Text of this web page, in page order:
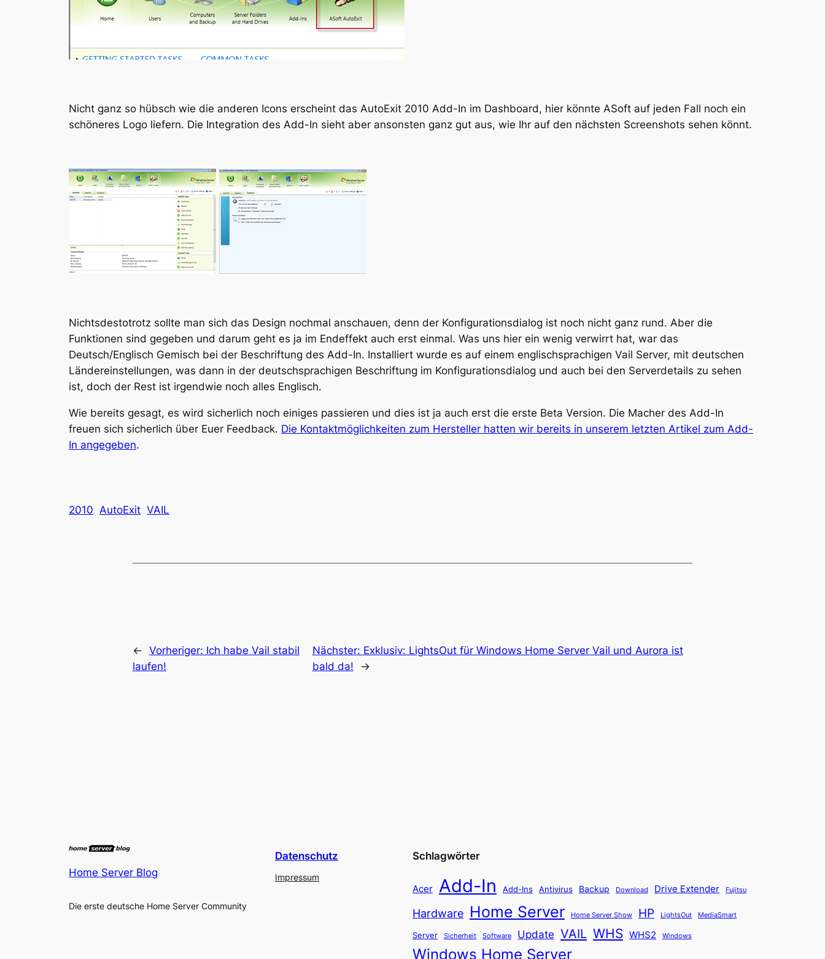
Nicht ganz so hübsch wie die anderen Icons erscheint das AutoExit 2010 Add-In im Dashboard, hier könnte ASoft auf jeden Fall noch ein
schöneres Logo liefern. Die Integration des Add-In sieht aber ansonsten ganz gut aus, wie Ihr auf den nächsten Screenshots sehen könnt.
Nichtsdestotrotz sollte man sich das Design nochmal anschauen, denn der Konfigurationsdialog ist noch nicht ganz rund. Aber die
Funktionen sind gegeben und darum geht es ja im Endeffekt auch erst einmal. Was uns hier ein wenig verwirrt hat, war das
Deutsch/Englisch Gemisch bei der Beschriftung des Add-In. Installiert wurde es auf einem englischsprachigen Vail Server, mit deutschen
Ländereinstellungen, was dann in der deutschsprachigen Beschriftung im Konfigurationsdialog und auch bei den Serverdetails zu sehen
ist, doch der Rest ist irgendwie noch alles Englisch.
Wie bereits gesagt, es wird sicherlich noch einiges passieren und dies ist ja auch erst die erste Beta Version. Die Macher des Add-In
freuen sich sicherlich über Euer Feedback. Die Kontaktmöglichkeiten zum Hersteller hatten wir bereits in unserem letzten Artikel zum Add-
In angegeben.
2010 AutoExit VAIL
← Vorheriger: Ich habe Vail stabil
laufen!
Nächster: Exklusiv: LightsOut für Windows Home Server Vail und Aurora ist
bald da!
→
Home Server Blog
Die erste deutsche Home Server Community
Datenschutz
Impressum
Schlagwörter
Acer Add-In Add-Ins Antivirus Backup Download Drive Extender Fujitsu
Hardware Home Server Home Server Show HP LightsOut MediaSmart
Server Sicherheit Software Update VAIL WHS WHS2 Windows
Windows Home Server